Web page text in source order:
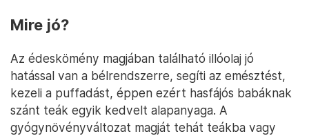
Mire jó?
Az édeskömény magjában található illóolaj jó
hatással van a bélrendszerre, segíti az emésztést,
kezeli a puffadást, éppen ezért hasfájós babáknak
szánt teák egyik kedvelt alapanyaga. A
gyógynövényváltozat magját tehát teákba vagy